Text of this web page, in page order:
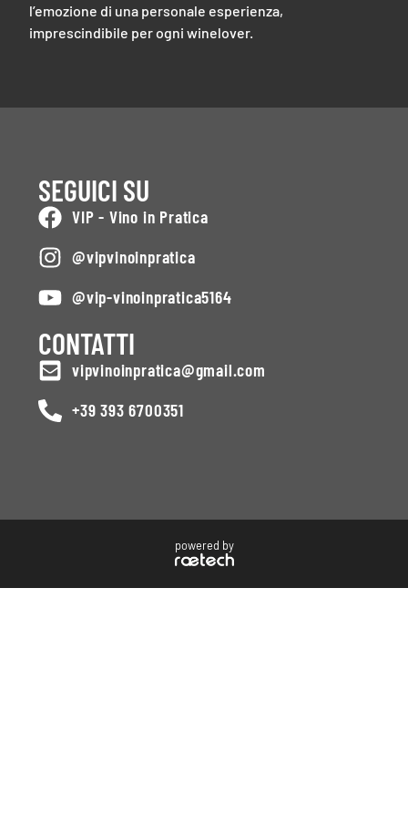
l’emozione di una personale esperienza,
imprescindibile per ogni winelover.
SEGUICI SU
VIP - Vino in Pratica
@vipvinoinpratica
@vip-vinoinpratica5164
CONTATTI
vipvinoinpratica@gmail.com
+39 393 6700351
powered by